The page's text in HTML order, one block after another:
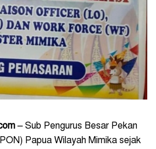
– Sub Pengurus Besar Pekan
Papua Wilayah Mimika sejak